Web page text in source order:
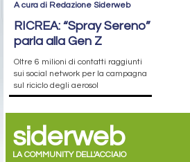
A cura di Redazione Siderweb
RICREA: “Spray Sereno”
parla alla Gen Z
Oltre 6 milioni di contatti raggiunti
sui social network per la campagna
sul riciclo degli aerosol
siderweb
LA COMMUNITY DELL'ACCIAIO